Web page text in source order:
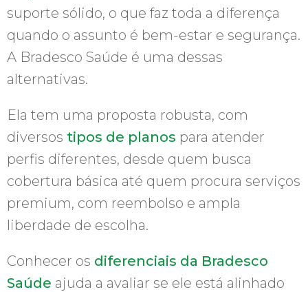
suporte sólido, o que faz toda a diferença
quando o assunto é bem-estar e segurança.
A Bradesco Saúde é uma dessas
alternativas.
Ela tem uma proposta robusta, com
diversos tipos de planos para atender
perfis diferentes, desde quem busca
cobertura básica até quem procura serviços
premium, com reembolso e ampla
liberdade de escolha.
Conhecer os diferenciais da Bradesco
Saúde ajuda a avaliar se ele está alinhado